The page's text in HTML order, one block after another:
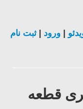
| ورود| ثبت نام
قطعه